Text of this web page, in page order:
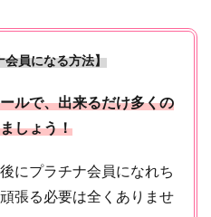
会員になる方法】
ルで、出来るだけ多くの
しょう！
にプラチナ会員になれち
張る必要は全くありませ